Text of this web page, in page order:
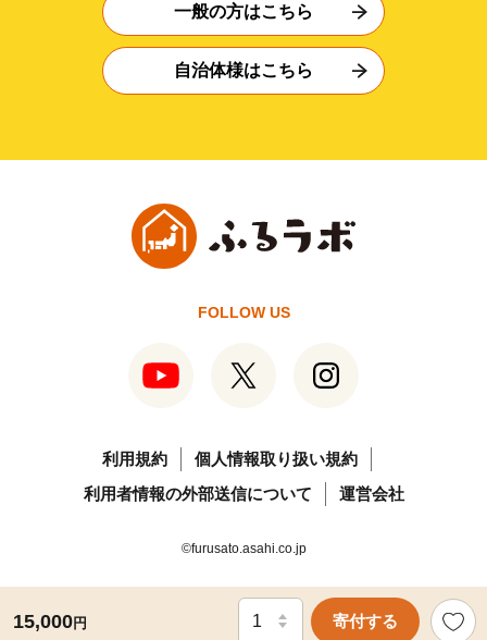
15,000円 寄付する
一般の方はこちら
自治体様はこちら
FOLLOW US
利用規約
個人情報取り扱い規約
利用者情報の外部送信について
運営会社
©furusato.asahi.co.jp